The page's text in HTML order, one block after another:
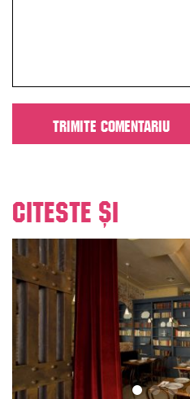
Citeste și